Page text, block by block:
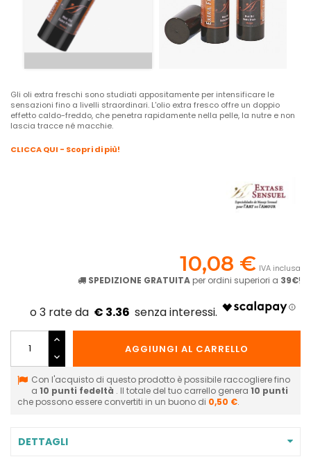
Gli oli extra freschi sono studiati appositamente per intensificare le
sensazioni fino a livelli straordinari. L'olio extra fresco offre un doppio
effetto caldo-freddo, che penetra rapidamente nella pelle, la nutre e non
lascia tracce né macchie.
CLICCA QUI - Scopri di più!
10,08 € IVA inclusa
SPEDIZIONE GRATUITA per ordini superiori a 39€!
€ 3.36
AGGIUNGI AL CARRELLO
Con l'acquisto di questo prodotto è possibile raccogliere fino
a 10 punti fedeltà . Il totale del tuo carrello genera 10 punti
che possono essere convertiti in un buono di 0,50 €.
DETTAGLI